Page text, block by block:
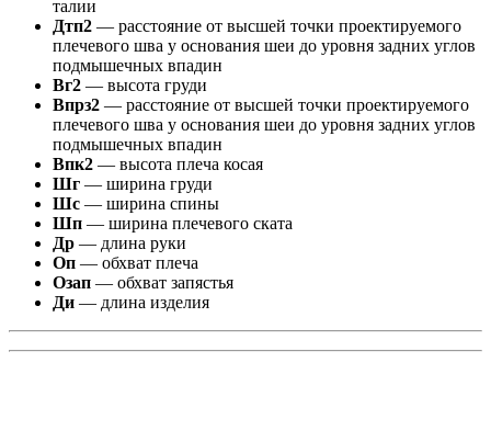
талии
Дтп2 — расстояние от высшей точки проектируемого
плечевого шва у основания шеи до уровня задних углов
подмышечных впадин
Вг2 — высота груди
Впрз2 — расстояние от высшей точки проектируемого
плечевого шва у основания шеи до уровня задних углов
подмышечных впадин
Впк2 — высота плеча косая
Шг — ширина груди
Шс — ширина спины
Шп — ширина плечевого ската
Др — длина руки
Оп — обхват плеча
Озап — обхват запястья
Ди — длина изделия